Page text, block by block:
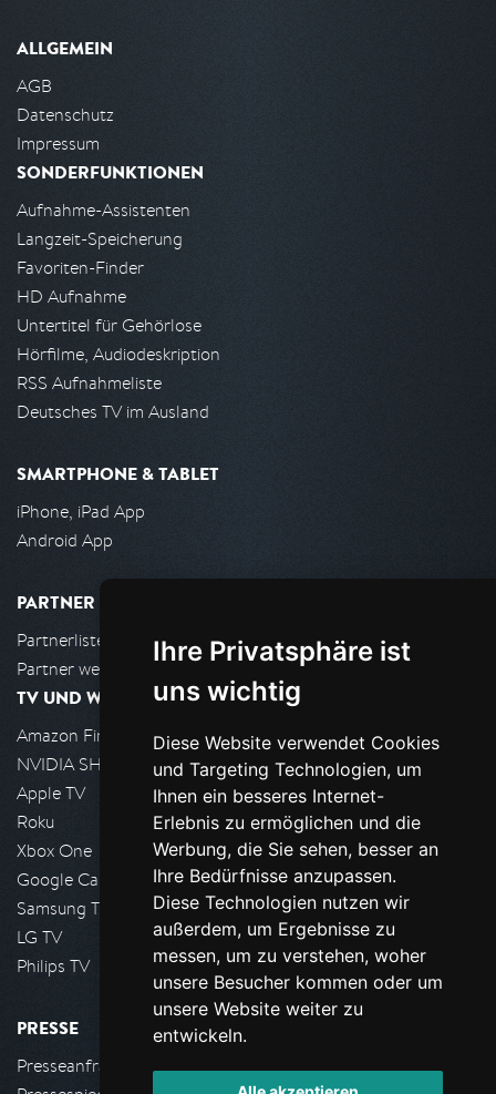
Ihre Privatsphäre ist
uns wichtig
Diese Website verwendet Cookies
und Targeting Technologien, um
Ihnen ein besseres Internet-
Erlebnis zu ermöglichen und die
Werbung, die Sie sehen, besser an
Ihre Bedürfnisse anzupassen.
Diese Technologien nutzen wir
außerdem, um Ergebnisse zu
messen, um zu verstehen, woher
unsere Besucher kommen oder um
unsere Website weiter zu
entwickeln.
ALLGEMEIN
AGB
Datenschutz
Impressum
SONDERFUNKTIONEN
Aufnahme-Assistenten
Langzeit-Speicherung
Favoriten-Finder
HD Aufnahme
Untertitel für Gehörlose
Hörfilme, Audiodeskription
RSS Aufnahmeliste
Deutsches TV im Ausland
SMARTPHONE & TABLET
iPhone, iPad App
Android App
PARTNER
Partnerliste
Partner werden
TV UND WOHNZIMMER
Amazon FireTV
NVIDIA SHIELD, Google TV
Apple TV
Roku
Xbox One
Google Cast
Samsung TV
LG TV
Philips TV
PRESSE
Presseanfrage stellen